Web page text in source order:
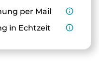
per Mail
info_outline
in Echtzeit info_outline